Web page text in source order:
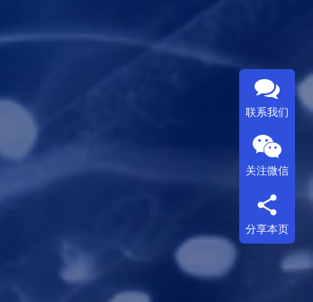
联系我们
关注微信
分享本页